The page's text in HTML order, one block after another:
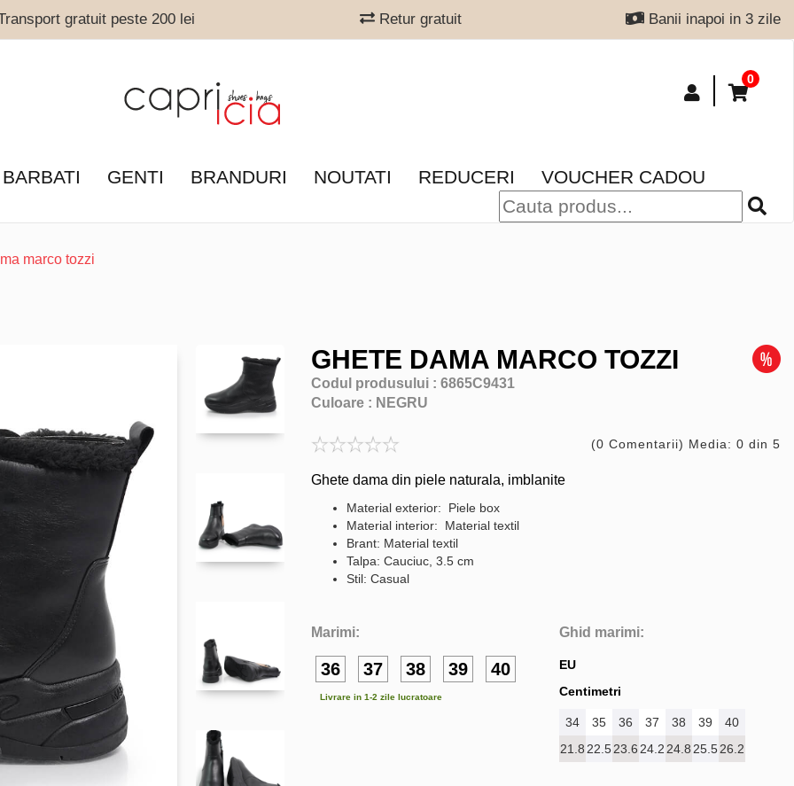
gratuit peste 200 lei Retur gratuit Banii inapoi in 3 zile
0
GENTI BRANDURI NOUTATI REDUCERI VOUCHER CADOU
marco tozzi
GHETE DAMA MARCO TOZZI
Codul produsului : 6865C9431
Culoare : NEGRU
(0 Comentarii) Media: 0 din 5
Ghete dama din piele naturala, imblanite
Material exterior: Piele box
Material interior: Material textil
Brant: Material textil
Talpa: Cauciuc, 3.5 cm
Stil: Casual
Marimi:
36 37 38 39 40
Livrare in 1-2 zile lucratoare
Ghid marimi:
EU
Centimetri
34 35 36 37 38 39
40
21.8 22.523.6 24.2 24.8 25.526.2